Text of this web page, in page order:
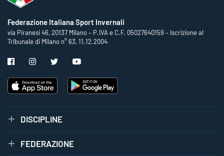
Federazione Italiana Sport Invernali
via Piranesi 46, 20137 Milano – P.IVA e C.F. 05027640159 – Iscrizione al
Tribunale di Milano n° 63, 11.12.2004
DISCIPLINE
FEDERAZIONE